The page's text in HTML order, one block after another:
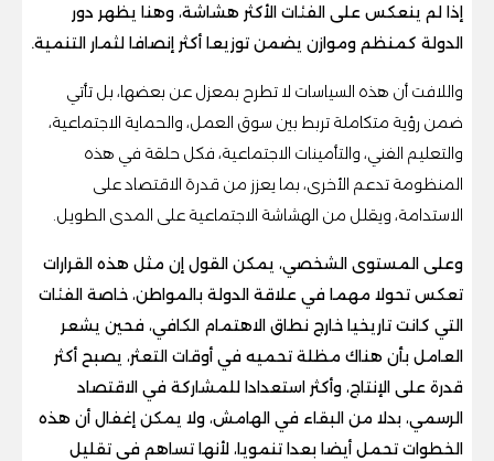
إذا لم ينعكس على الفئات الأكثر هشاشة، وهنا يظهر دور
الدولة كمنظم وموازن يضمن توزيعا أكثر إنصافا لثمار التنمية.
واللافت أن هذه السياسات لا تطرح بمعزل عن بعضها، بل تأتي
ضمن رؤية متكاملة تربط بين سوق العمل، والحماية الاجتماعية،
والتعليم الفني، والتأمينات الاجتماعية، فكل حلقة في هذه
المنظومة تدعم الأخرى، بما يعزز من قدرة الاقتصاد على
الاستدامة، ويقلل من الهشاشة الاجتماعية على المدى الطويل.
وعلى المستوى الشخصي، يمكن القول إن مثل هذه القرارات
تعكس تحولا مهما في علاقة الدولة بالمواطن، خاصة الفئات
التي كانت تاريخيا خارج نطاق الاهتمام الكافي، فحين يشعر
العامل بأن هناك مظلة تحميه في أوقات التعثر، يصبح أكثر
قدرة على الإنتاج، وأكثر استعدادا للمشاركة في الاقتصاد
الرسمي، بدلا من البقاء في الهامش، ولا يمكن إغفال أن هذه
الخطوات تحمل أيضا بعدا تنمويا، لأنها تساهم في تقليل